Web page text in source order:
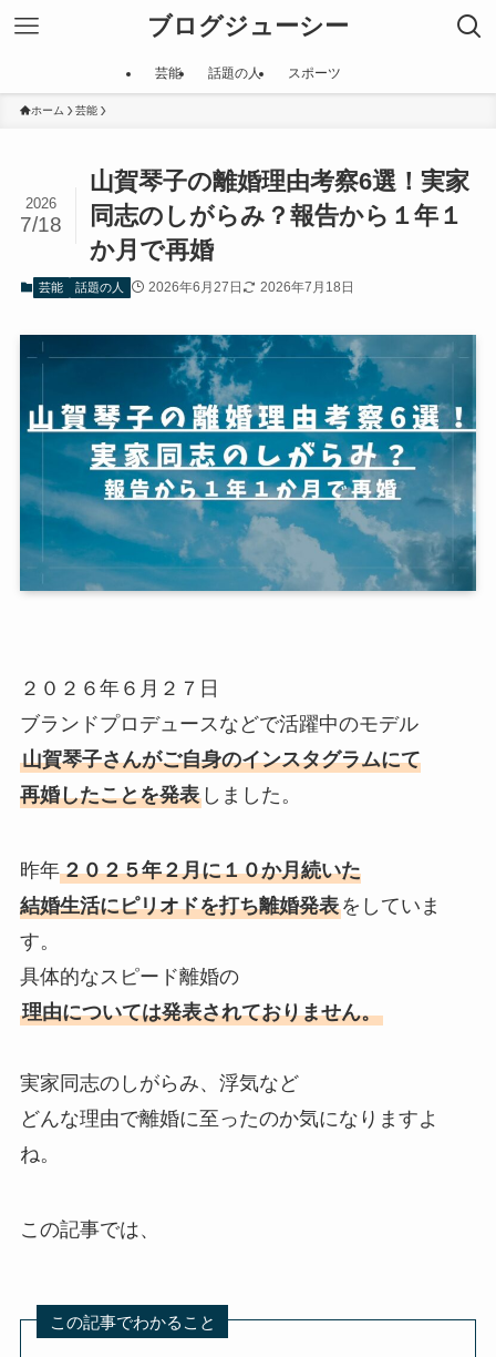
ブログジューシー
芸能 話題の人 スポーツ
ホーム 芸能
山賀琴子の離婚理由考察6選！実家
同志のしがらみ？報告から１年１
か月で再婚
2026
7/18
芸能 話題の人 2026年6月27日 2026年7月18日
２０２６年６月２７日
ブランドプロデュースなどで活躍中のモデル
山賀琴子さんがご自身のインスタグラムにて
再婚したことを発表しました。
昨年２０２５年２月に１０か月続いた
結婚生活にピリオドを打ち離婚発表をしていま
す。
具体的なスピード離婚の
理由については発表されておりません。
実家同志のしがらみ、浮気など
どんな理由で離婚に至ったのか気になりますよ
ね。
この記事では、
この記事でわかること